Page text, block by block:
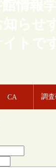
情報
らせ
トで
CA 調